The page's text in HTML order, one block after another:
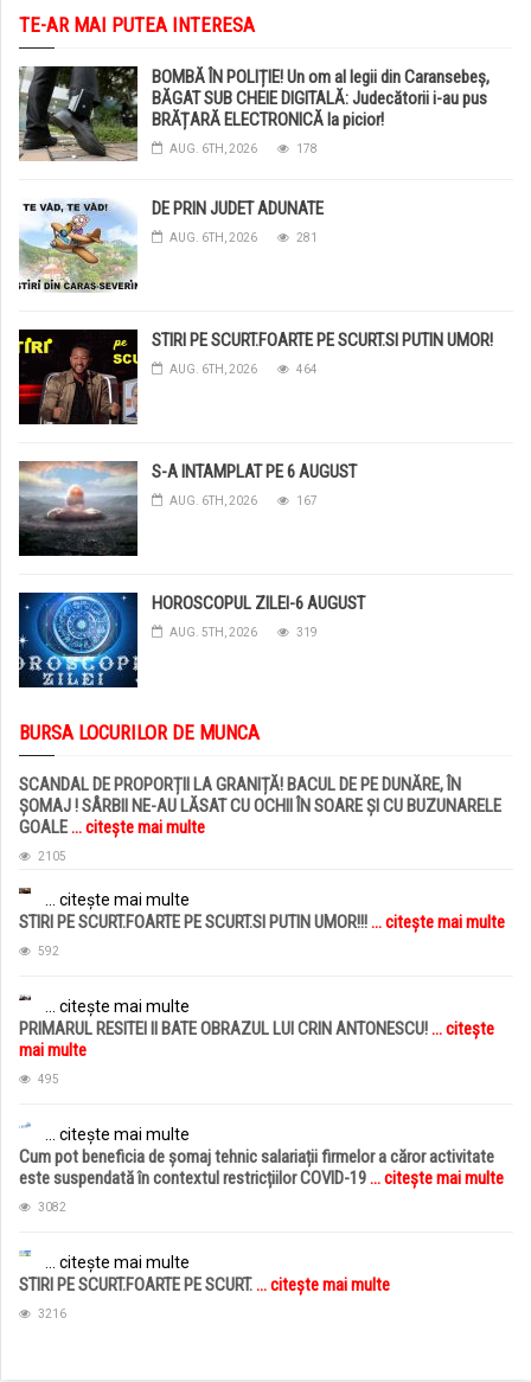
TE-AR MAI PUTEA INTERESA
BOMBĂ ÎN POLIȚIE! Un om al legii din Caransebeș,
BĂGAT SUB CHEIE DIGITALĂ: Judecătorii i-au pus
BRĂȚARĂ ELECTRONICĂ la picior!
AUG. 6TH, 2026 178
DE PRIN JUDET ADUNATE
AUG. 6TH, 2026 281
STIRI PE SCURT.FOARTE PE SCURT.SI PUTIN UMOR!
AUG. 6TH, 2026 464
S-A INTAMPLAT PE 6 AUGUST
AUG. 6TH, 2026 167
HOROSCOPUL ZILEI-6 AUGUST
AUG. 5TH, 2026 319
BURSA LOCURILOR DE MUNCA
SCANDAL DE PROPORȚII LA GRANIȚĂ! BACUL DE PE DUNĂRE, ÎN
ȘOMAJ ! SÂRBII NE-AU LĂSAT CU OCHII ÎN SOARE ȘI CU BUZUNARELE
GOALE... citește mai multe
2105
... citește mai multe
STIRI PE SCURT.FOARTE PE SCURT.SI PUTIN UMOR!!!... citește mai multe
592
... citește mai multe
PRIMARUL RESITEI II BATE OBRAZUL LUI CRIN ANTONESCU!... citește
mai multe
495
... citește mai multe
Cum pot beneficia de șomaj tehnic salariații firmelor a căror activitate
este suspendată în contextul restricțiilor COVID-19... citește mai multe
3082
... citește mai multe
STIRI PE SCURT.FOARTE PE SCURT.... citește mai multe
3216